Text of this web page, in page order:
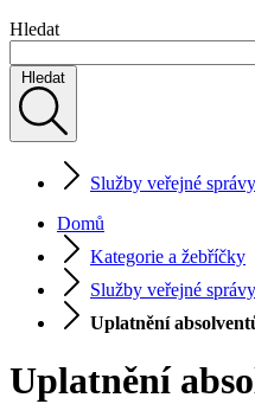
Hledat
Hledat
Služby veřejné správy
Domů
Kategorie a žebříčky
Služby veřejné správy
Uplatnění
Uplatnění